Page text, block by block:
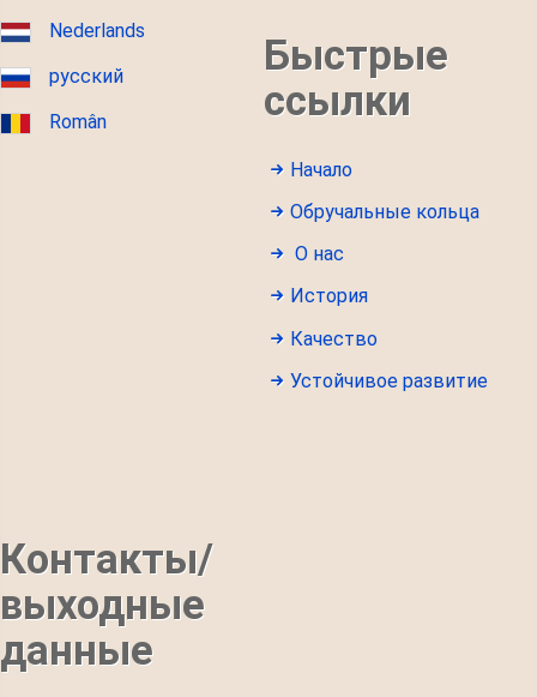
Nederlands
русский
Român
Быстрые
ссылки
Начало
Обручальные кольца
О нас
История
Качество
Устойчивое развитие
Контакты/
выходные
данные